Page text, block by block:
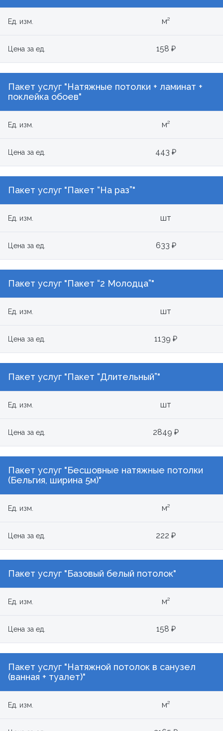
Ед. изм. м²
Цена за ед. 158 ₽
Пакет услуг "Натяжные потолки + ламинат +
поклейка обоев"
Ед. изм. м²
Цена за ед. 443 ₽
Пакет услуг "Пакет “На раз”"
Ед. изм. шт
Цена за ед. 633 ₽
Пакет услуг "Пакет “2 Молодца”"
Ед. изм. шт
Цена за ед. 1139 ₽
Пакет услуг "Пакет “Длительный”"
Ед. изм. шт
Цена за ед. 2849 ₽
Пакет услуг "Бесшовные натяжные потолки
(Бельгия, ширина 5м)"
Ед. изм. м²
Цена за ед. 222 ₽
Пакет услуг "Базовый белый потолок"
Ед. изм. м²
Цена за ед. 158 ₽
Пакет услуг "Натяжной потолок в санузел
(ванная + туалет)"
Ед. изм. м²